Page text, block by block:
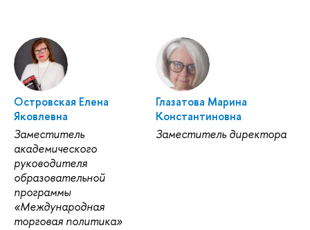
Островская Елена
Яковлевна
Заместитель
академического
руководителя
образовательной
программы
«Международная
торговая политика»
Глазатова Марина
Константиновна
Заместитель директора